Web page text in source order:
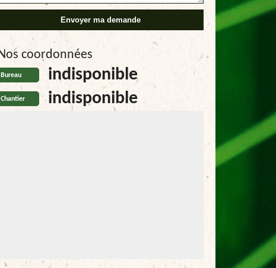
coordonnées
Bureau indisponible
Chantier indisponible